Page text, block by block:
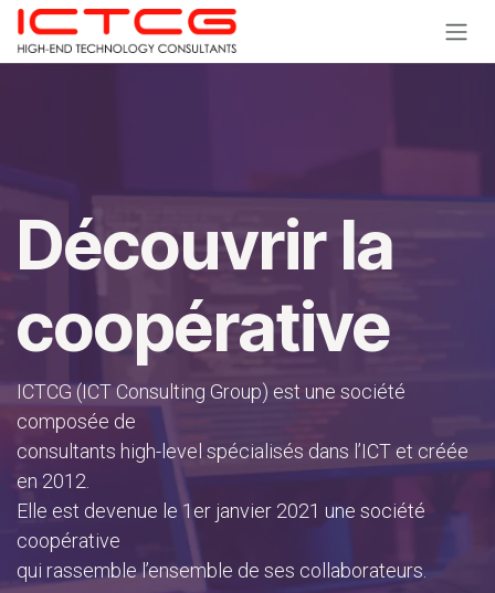
Se rendre au contenu
Découvrir la
coopérative
ICTCG (ICT Consulting Group) est une société
composée de
consultants high-level spécialisés dans l’ICT et créée
en 2012.
Elle est devenue le 1er janvier 2021 une société
coopérative
qui rassemble l’ensemble de ses collaborateurs.